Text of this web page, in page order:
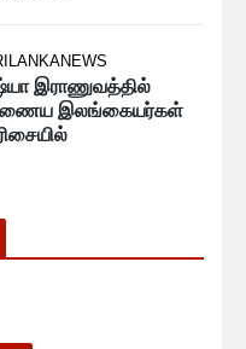
இராணுவத்தில்
இலங்கையர்கள்